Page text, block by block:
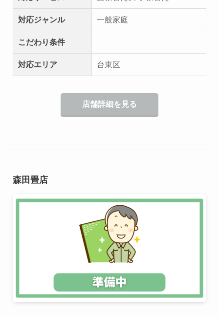
対応ジャンル 一般家庭
こだわり条件
対応エリア 台東区
店舗詳細を見る
森田畳店